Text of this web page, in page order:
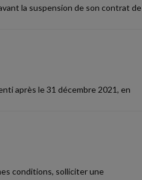
la suspension de son contrat de
après le 31 décembre 2021, en
conditions, solliciter une